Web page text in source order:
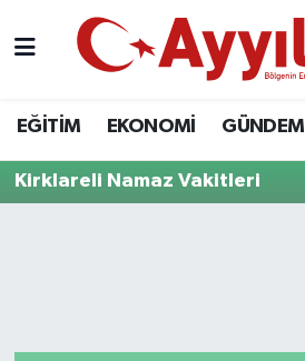
EĞİTİM EKONOMİ GÜNDEM
Kirklareli Namaz Vakitleri